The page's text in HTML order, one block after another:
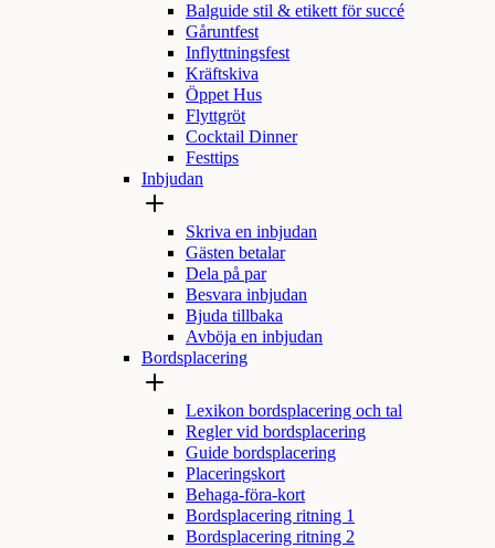
Balguide stil & etikett för succé
Gåruntfest
Inflyttningsfest
Kräftskiva
Öppet Hus
Flyttgröt
Cocktail Dinner
Festtips
Inbjudan
Skriva en inbjudan
Gästen betalar
Dela på par
Besvara inbjudan
Bjuda tillbaka
Avböja en inbjudan
Bordsplacering
Lexikon bordsplacering och tal
Regler vid bordsplacering
Guide bordsplacering
Placeringskort
Behaga-föra-kort
Bordsplacering ritning 1
Bordsplacering ritning 2